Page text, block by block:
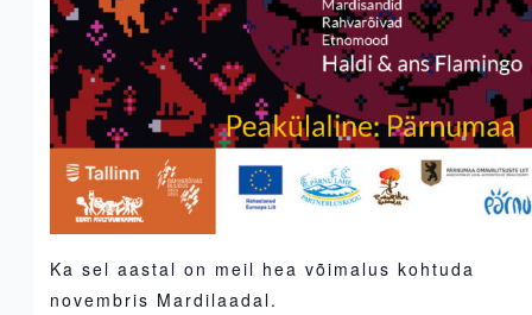
Ka sel aastal on meil hea võimalus kohtuda
novembris Mardilaadal.